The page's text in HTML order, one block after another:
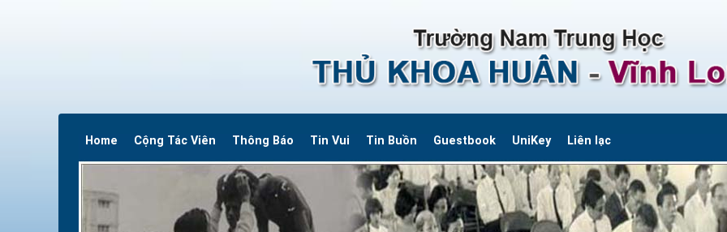
Home Cộng Tác Viên Thông Báo Tin Vui Tin Buồn Guestbook UniKey Liên lạc